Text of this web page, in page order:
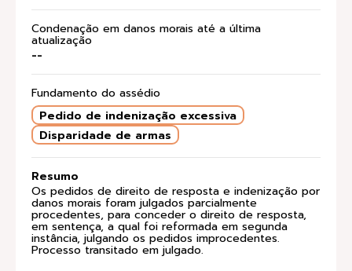
Condenação em danos morais até a última
atualização
--
Fundamento do assédio
Pedido de indenização excessiva
Disparidade de armas
Resumo
Os pedidos de direito de resposta e indenização por
danos morais foram julgados parcialmente
procedentes, para conceder o direito de resposta,
em sentença, a qual foi reformada em segunda
instância, julgando os pedidos improcedentes.
Processo transitado em julgado.